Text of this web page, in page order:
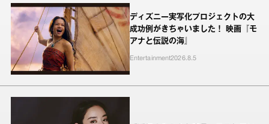
ディズニー実写化プロジェクトの大
成功例がきちゃいました！ 映画『モ
アナと伝説の海』
Entertainment2026.8.5